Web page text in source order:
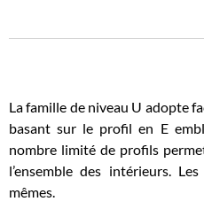
La famille de niveau U adopte
basant sur le profil en E
nombre limité de profils
l’ensemble des intérieurs.
mêmes.